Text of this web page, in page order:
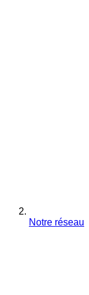
Notre réseau